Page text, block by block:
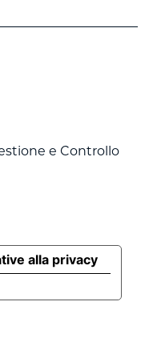
e Controllo
alla privacy